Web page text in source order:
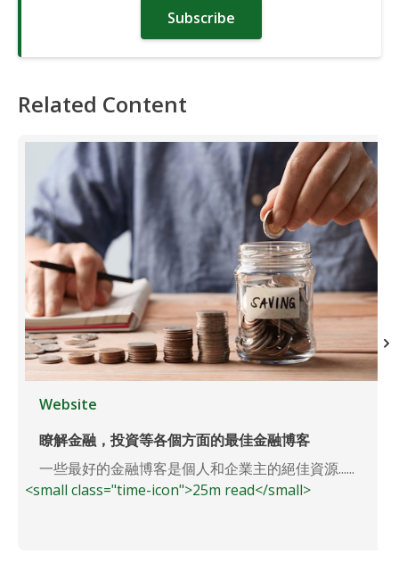
Subscribe
Related Content
Website
瞭解金融，投資等各個方面的最佳金融博客
一些最好的金融博客是個人和企業主的絕佳資源......
<small class="time-icon">25m read</small>